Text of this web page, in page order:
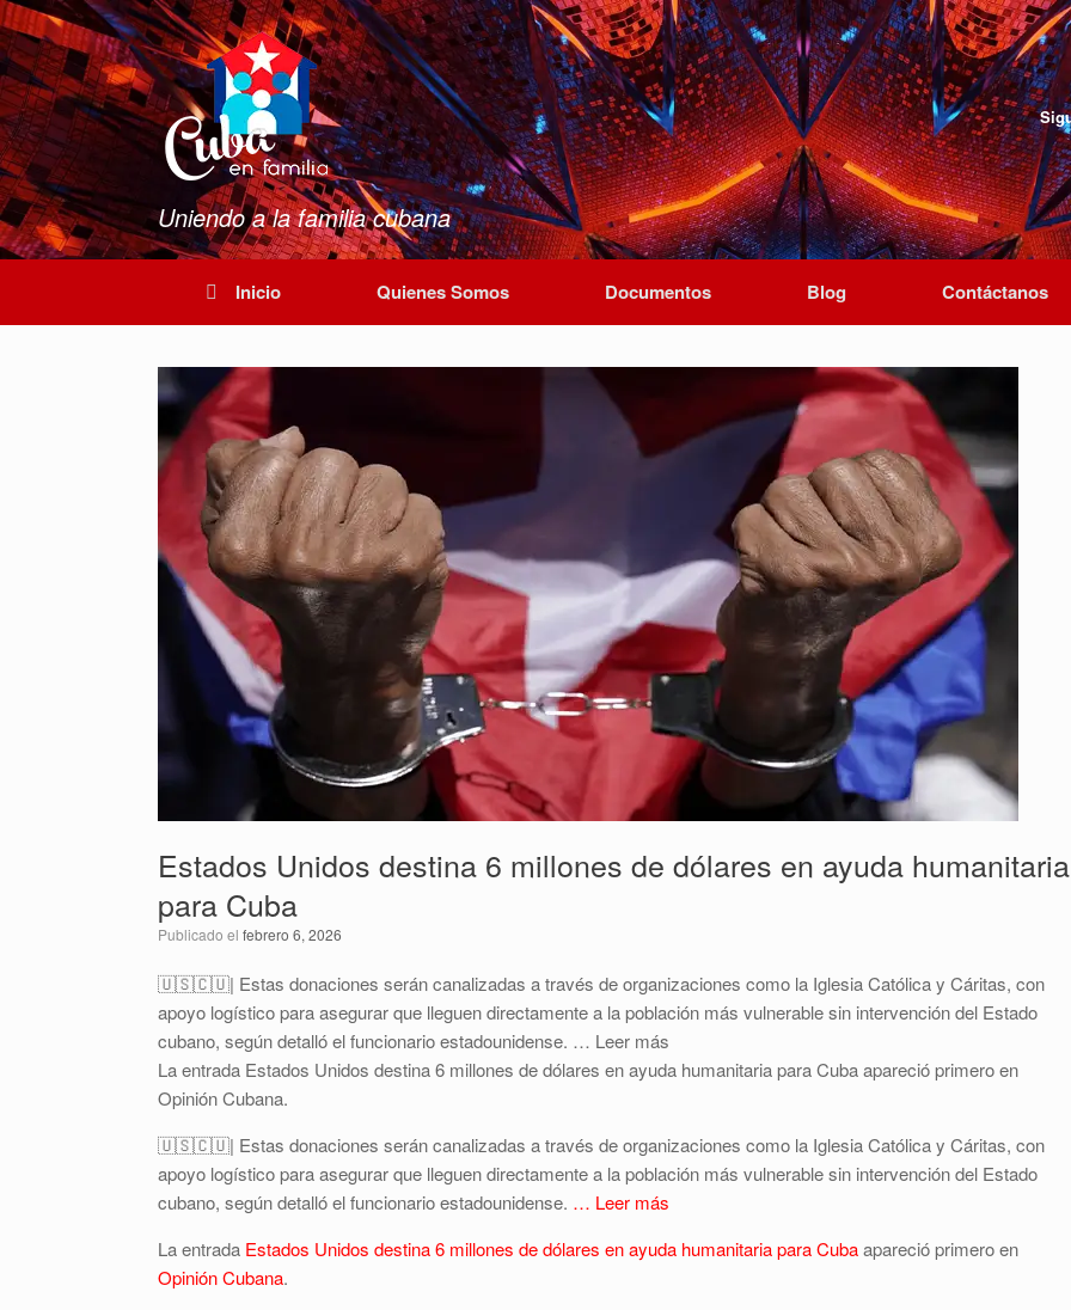
Saltar
al
contenido
Uniendo a la familia cubana
Inicio Quienes Somos Documentos Blog Contáctanos
Estados Unidos destina 6 millones de dólares en ayuda humanitaria
para Cuba
Publicado el febrero 6, 2026
🇺🇸🇨🇺| Estas donaciones serán canalizadas a través de organizaciones como la Iglesia Católica y Cáritas, con
apoyo logístico para asegurar que lleguen directamente a la población más vulnerable sin intervención del Estado
cubano, según detalló el funcionario estadounidense. … Leer más
La entrada Estados Unidos destina 6 millones de dólares en ayuda humanitaria para Cuba apareció primero en
Opinión Cubana.
🇺🇸🇨🇺| Estas donaciones serán canalizadas a través de organizaciones como la Iglesia Católica y Cáritas, con
apoyo logístico para asegurar que lleguen directamente a la población más vulnerable sin intervención del Estado
cubano, según detalló el funcionario estadounidense. … Leer más
La entrada Estados Unidos destina 6 millones de dólares en ayuda humanitaria para Cubaapareció primero en
Opinión Cubana.